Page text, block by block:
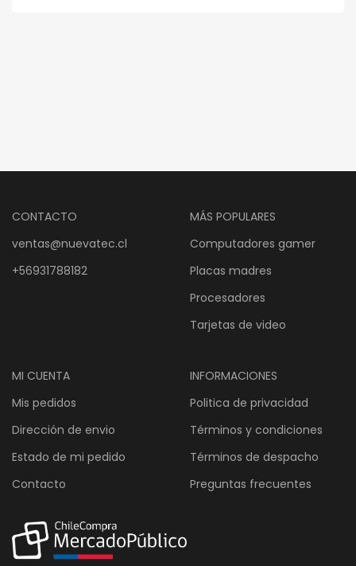
CONTACTO
ventas@nuevatec.cl
+56931788182
MÁS POPULARES
Computadores gamer
Placas madres
Procesadores
Tarjetas de video
MI CUENTA
Mis pedidos
Dirección de envio
Estado de mi pedido
Contacto
INFORMACIONES
Politica de privacidad
Términos y condiciones
Términos de despacho
Preguntas frecuentes